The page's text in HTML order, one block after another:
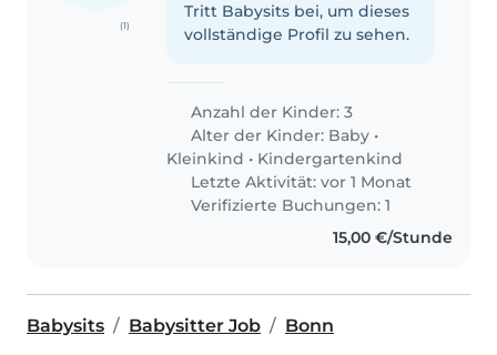
(1)
Tritt Babysits bei, um dieses
vollständige Profil zu sehen.
Anzahl der Kinder: 3
Alter der Kinder: Baby •
Kleinkind • Kindergartenkind
Letzte Aktivität: vor 1 Monat
Verifizierte Buchungen: 1
15,00 €/Stunde
Babysits Babysitter Job Bonn